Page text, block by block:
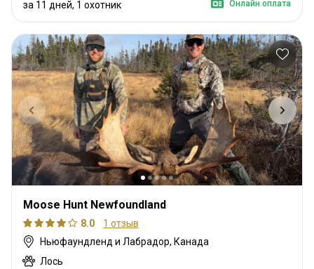
за 11 дней, 1 охотник Онлайн оплата
Moose Hunt Newfoundland
8.0
1 отзыв
Ньюфаундленд и Лабрадор, Канада
Лось